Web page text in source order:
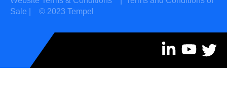
Sale | © 2023 Tempel